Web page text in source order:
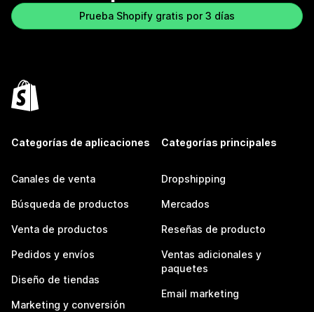
Prueba Shopify gratis por 3 días
Categorías de aplicaciones
Canales de venta
Búsqueda de productos
Venta de productos
Pedidos y envíos
Diseño de tiendas
Marketing y conversión
Categorías principales
Dropshipping
Mercados
Reseñas de producto
Ventas adicionales y
paquetes
Email marketing